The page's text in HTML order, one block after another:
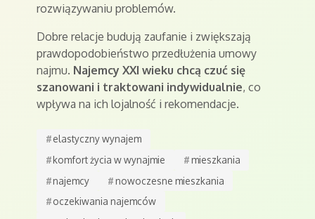
rozwiązywaniu problemów.
Dobre relacje budują zaufanie i zwiększają
prawdopodobieństwo przedłużenia umowy
najmu. Najemcy XXI wieku chcą czuć się
szanowani i traktowani indywidualnie, co
wpływa na ich lojalność i rekomendacje.
#elastyczny wynajem
#komfort życia w wynajmie #mieszkania
#najemcy #nowoczesne mieszkania
#oczekiwania najemców